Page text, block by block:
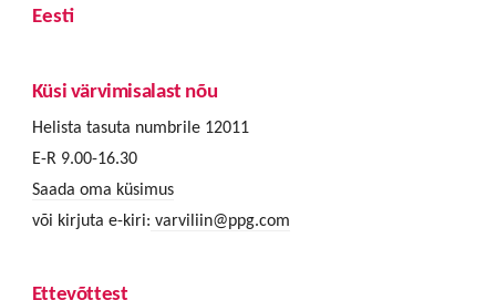
Eesti
Küsi värvimisalast nõu
Helista tasuta numbrile 12011
E-R 9.00-16.30
Saada oma küsimus
või kirjuta e-kiri: varviliin@ppg.com
Ettevõttest